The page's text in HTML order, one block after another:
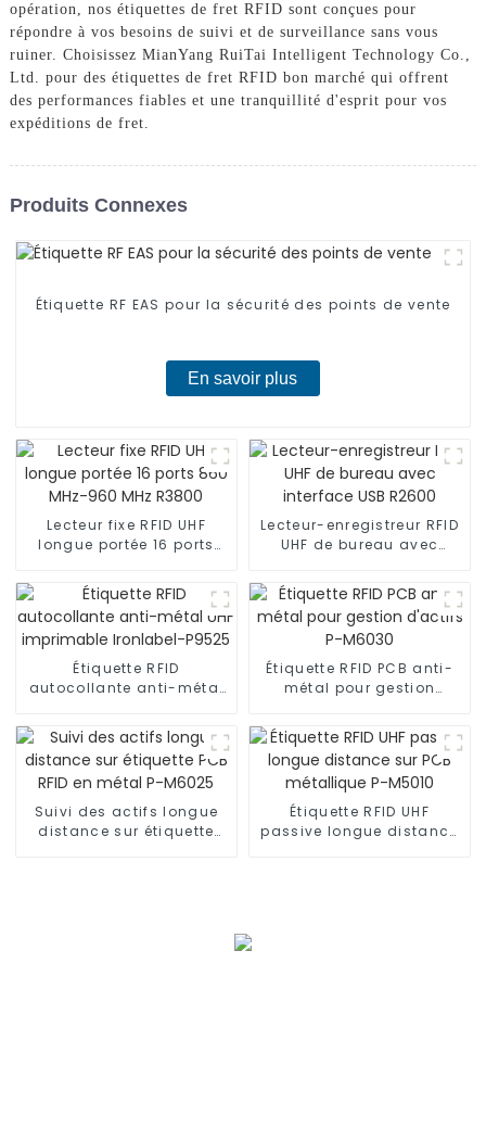
opération, nos étiquettes de fret RFID sont conçues pour
répondre à vos besoins de suivi et de surveillance sans vous
ruiner. Choisissez MianYang RuiTai Intelligent Technology Co.,
Ltd. pour des étiquettes de fret RFID bon marché qui offrent
des performances fiables et une tranquillité d'esprit pour vos
expéditions de fret.
Produits Connexes
Étiquette RF EAS pour la sécurité des points de vente
En savoir plus
Lecteur fixe RFID UHF
longue portée 16 ports
Lecteur-enregistreur RFID
UHF de bureau avec
Étiquette RFID
autocollante anti-métal
Ironlabel-P9525
Étiquette RFID PCB anti-
métal pour gestion
Suivi des actifs longue
distance sur étiquette
Étiquette RFID UHF
passive longue distance